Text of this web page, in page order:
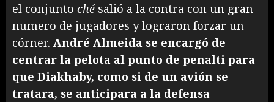
el conjunto ché salió a la contra con un gran
numero de jugadores y lograron forzar un
córner. André Almeida se encargó de
centrar la pelota al punto de penalti para
que Diakhaby, como si de un avión se
tratara, se anticipara a la defensa